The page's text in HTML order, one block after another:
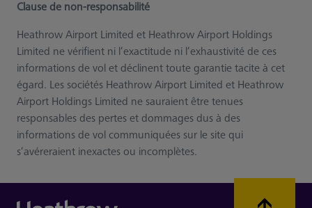
Clause de non-responsabilité
Heathrow Airport Limited et Heathrow Airport Holdings
Limited ne vérifient ni l’exactitude ni l’exhaustivité de ces
informations de vol et déclinent toute garantie tacite à cet
égard. Les sociétés Heathrow Airport Limited et Heathrow
Airport Holdings Limited ne sauraient être tenues
responsables des pertes et dommages dus à des
informations de vol communiquées sur le site qui
s’avéreraient inexactes ou incomplètes.